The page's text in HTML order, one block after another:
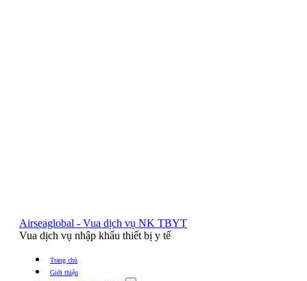
Airseaglobal - Vua dịch vụ NK TBYT
Vua dịch vụ nhập khẩu thiết bị y tế
Trang chủ
Giới thiệu